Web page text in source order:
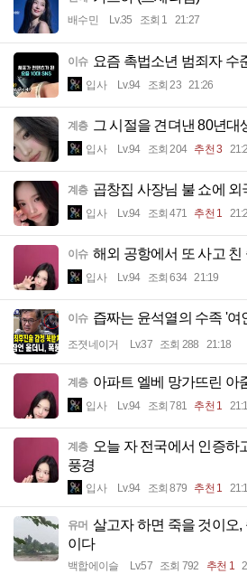
배수민 Lv.35 조회 1 21:27
이슈 요즘 촉법소년 범죄자 수
입사 Lv.94 조회 23 21:26
계층 그 시절을 견뎌낸 80년대
입사 Lv.94 조회 204 추천 3
계층 곱창집 사장님 불 쇼에 외
입사 Lv.94 조회 471 추천 1
이슈 해외 공항에서 또 사고 친
입사 Lv.94 조회 634 21:19
이슈 즙짜는 윤석열의 수족 '여
조졋네이거 Lv.37 조회 288 21:18
계층 아파트 엘베 망가뜨린 아
입사 Lv.94 조회 781 추천 1
계층 오늘 자 전국에서 인증하
풍경
입사 Lv.94 조회 879 추천 1
유머 살고자 하면 죽을 것이오,
이다
백합에이슬 Lv.57 조회 792 추천 1